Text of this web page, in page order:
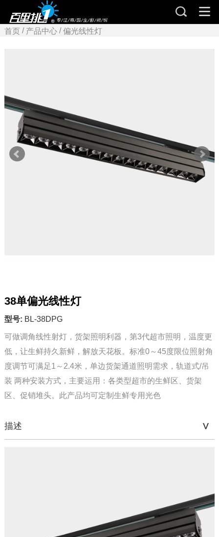
首页/ 产品中心/偏光线性灯
38单偏光线性灯
型号: BL-38DPG
可做调角线性射灯，货架照明利器，第3代超市照明，温度更
低，让生鲜持久新鲜，解放天花板。标准0～45度限位照射角
度调节可满足1～2.4米，单边货架通道照明需求，轨道式/吊
装 两种安装方式，主要运用：各类型超市的生鲜区、货架
区、促销堆头。此产品均可定制生鲜专用光色
描述